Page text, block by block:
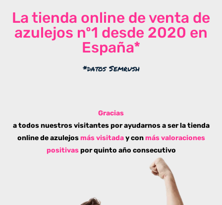
La tienda online de venta de
azulejos nº1 desde 2020 en
España*
*datos Semrush
Gracias
a todos nuestros visitantes por ayudarnos a ser la tienda
online de azulejos más visitaday conmás valoraciones
positivaspor quinto año consecutivo